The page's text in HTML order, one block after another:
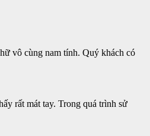
vô cùng nam tính. Quý khách có
rất mát tay. Trong quá trình sử